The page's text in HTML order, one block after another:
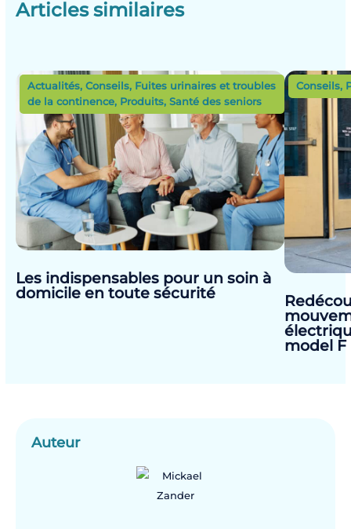
Articles similaires
Les indispensables pour un soin à
domicile en toute sécurité
Actualités, Conseils, Fuites urinaires et troubles
de la continence, Produits, Santé des seniors
model F
Conseils,
Auteur